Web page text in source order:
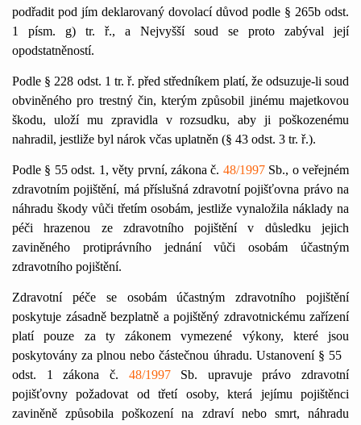
podřadit pod jím deklarovaný dovolací důvod podle § 265b odst.
1 písm. g) tr. ř., a Nejvyšší soud se proto zabýval její
opodstatněností.
Podle § 228 odst. 1 tr. ř. před středníkem platí, že odsuzuje-li soud
obviněného pro trestný čin, kterým způsobil jinému majetkovou
škodu, uloží mu zpravidla v rozsudku, aby ji poškozenému
nahradil, jestliže byl nárok včas uplatněn (§ 43 odst. 3 tr. ř.).
Podle § 55 odst. 1, věty první, zákona č. 48/1997Sb., o veřejném
zdravotním pojištění, má příslušná zdravotní pojišťovna právo na
náhradu škody vůči třetím osobám, jestliže vynaložila náklady na
péči hrazenou ze zdravotního pojištění v důsledku jejich
zaviněného protiprávního jednání vůči osobám účastným
zdravotního pojištění.
Zdravotní péče se osobám účastným zdravotního pojištění
poskytuje zásadně bezplatně a pojištěný zdravotnickému zařízení
platí pouze za ty zákonem vymezené výkony, které jsou
poskytovány za plnou nebo částečnou úhradu. Ustanovení § 55
odst. 1 zákona č. 48/1997Sb. upravuje právo zdravotní
pojišťovny požadovat od třetí osoby, která jejímu pojištěnci
zaviněně způsobila poškození na zdraví nebo smrt, náhradu